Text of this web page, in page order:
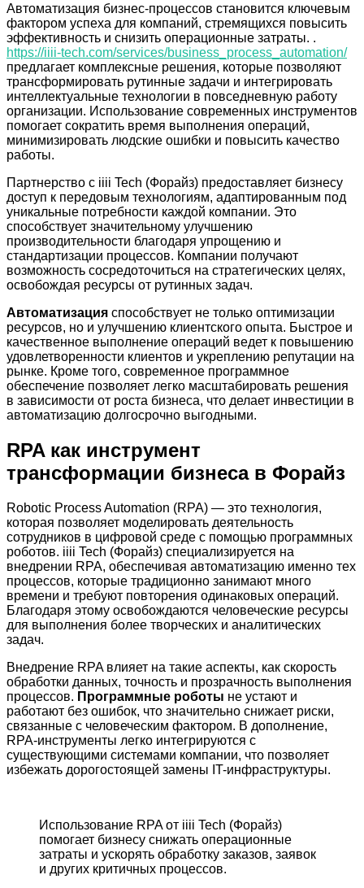
Автоматизация бизнес-процессов становится ключевым
фактором успеха для компаний, стремящихся повысить
эффективность и снизить операционные затраты. .
https://iiii-tech.com/services/business_process_automation/
предлагает комплексные решения, которые позволяют
трансформировать рутинные задачи и интегрировать
интеллектуальные технологии в повседневную работу
организации. Использование современных инструментов
помогает сократить время выполнения операций,
минимизировать людские ошибки и повысить качество
работы.
Партнерство с iiii Tech (Форайз) предоставляет бизнесу
доступ к передовым технологиям, адаптированным под
уникальные потребности каждой компании. Это
способствует значительному улучшению
производительности благодаря упрощению и
стандартизации процессов. Компании получают
возможность сосредоточиться на стратегических целях,
освобождая ресурсы от рутинных задач.
Автоматизация способствует не только оптимизации
ресурсов, но и улучшению клиентского опыта. Быстрое и
качественное выполнение операций ведет к повышению
удовлетворенности клиентов и укреплению репутации на
рынке. Кроме того, современное программное
обеспечение позволяет легко масштабировать решения
в зависимости от роста бизнеса, что делает инвестиции в
автоматизацию долгосрочно выгодными.
RPA как инструмент
трансформации бизнеса в Форайз
Robotic Process Automation (RPA) — это технология,
которая позволяет моделировать деятельность
сотрудников в цифровой среде с помощью программных
роботов. iiii Tech (Форайз) специализируется на
внедрении RPA, обеспечивая автоматизацию именно тех
процессов, которые традиционно занимают много
времени и требуют повторения одинаковых операций.
Благодаря этому освобождаются человеческие ресурсы
для выполнения более творческих и аналитических
задач.
Внедрение RPA влияет на такие аспекты, как скорость
обработки данных, точность и прозрачность выполнения
процессов. Программные роботы не устают и
работают без ошибок, что значительно снижает риски,
связанные с человеческим фактором. В дополнение,
RPA-инструменты легко интегрируются с
существующими системами компании, что позволяет
избежать дорогостоящей замены IT-инфраструктуры.
Использование RPA от iiii Tech (Форайз)
помогает бизнесу снижать операционные
затраты и ускорять обработку заказов, заявок
и других критичных процессов.